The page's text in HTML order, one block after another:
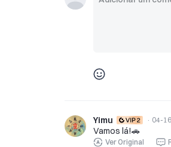
Yimu · 04-
Vamos lá!🚗
Ver Original